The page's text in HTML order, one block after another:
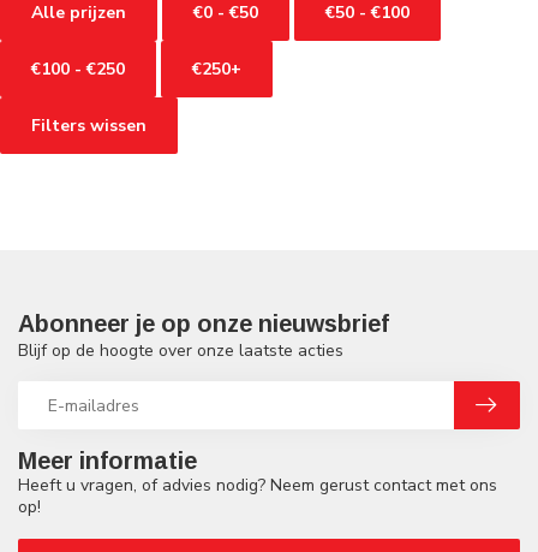
Alle prijzen €0 - €50 €50 - €100
€100 - €250 €250+
Filters wissen
Meer informatie
Heeft u vragen, of advies nodig? Neem gerust contact met ons
op!
Abonneer je op onze nieuwsbrief
Blijf op de hoogte over onze laatste acties